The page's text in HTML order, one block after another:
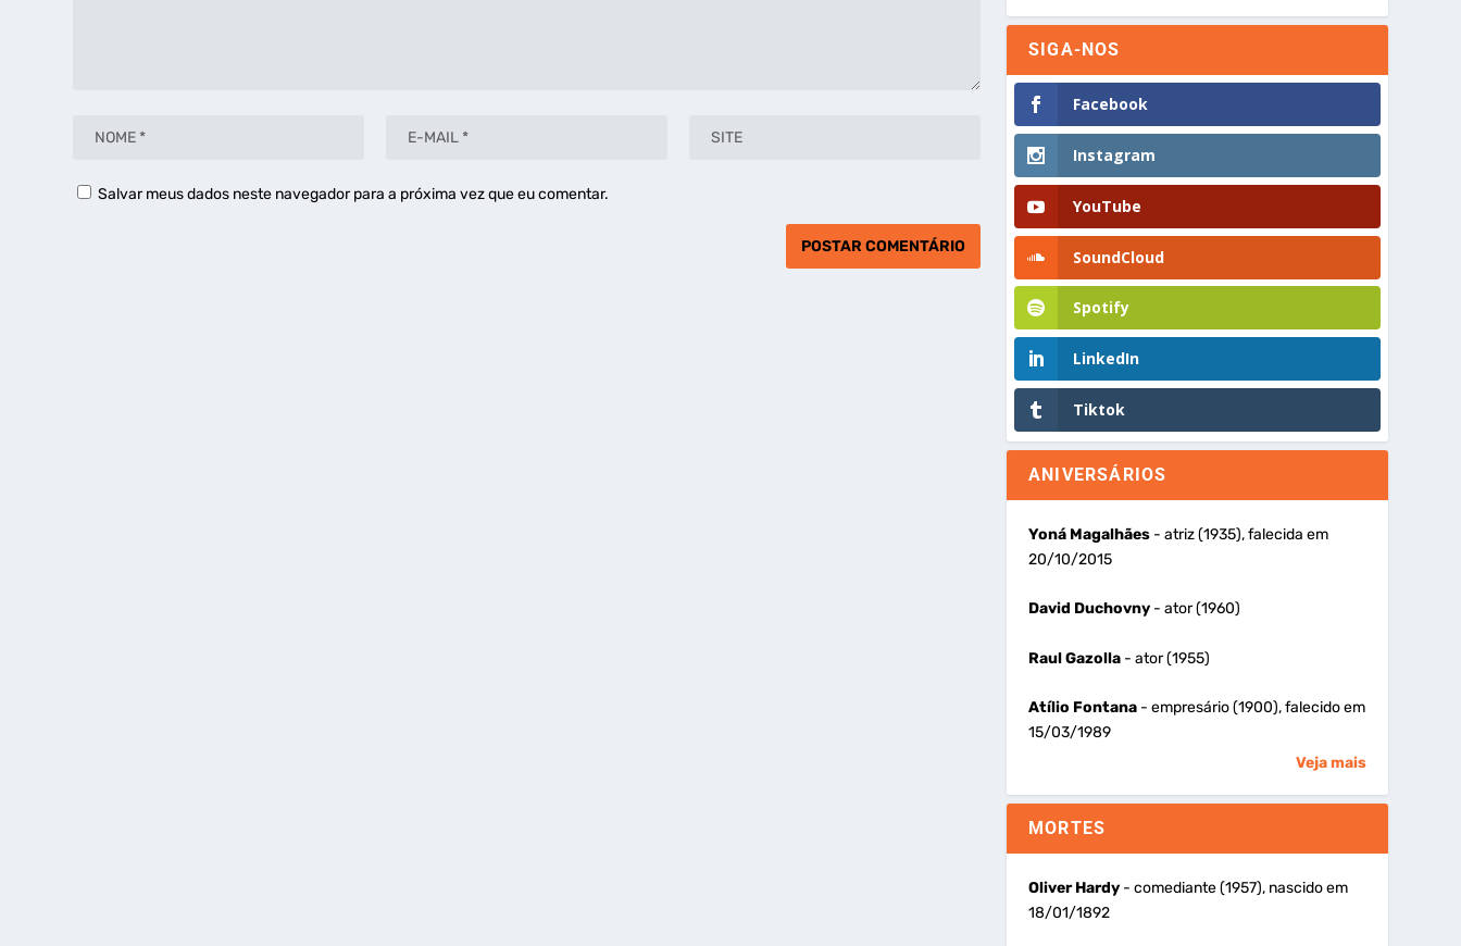
Salvar meus dados neste navegador para a próxima vez que eu comentar.
SIGA-NOS
Facebook
Instagram
YouTube
SoundCloud
Spotify
LinkedIn
Tiktok
ANIVERSÁRIOS
Yoná Magalhães- atriz (1935), falecida em
20/10/2015
David Duchovny- ator (1960)
Raul Gazolla- ator (1955)
Atílio Fontana- empresário (1900), falecido em
15/03/1989
Veja mais
MORTES
Oliver Hardy- comediante (1957), nascido em
18/01/1892